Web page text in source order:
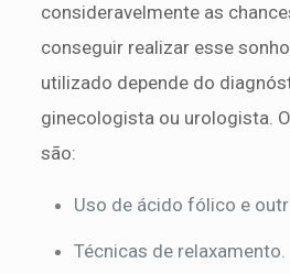
consideravelmente as
conseguir realizar esse
utilizado depende do
ginecologista ou urologista.
são:
Uso de ácido fólico e
Técnicas de relaxamento.